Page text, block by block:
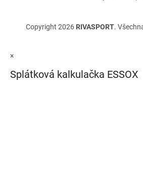
Copyright 2026 RIVASPORT.
×
Splátková kalkulačka ESSOX